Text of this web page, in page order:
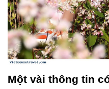
Một vài thông tin